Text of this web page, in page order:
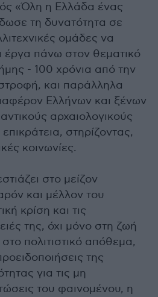
«Όλη η Ελλάδα ένας
τη δυνατότητα σε
ομάδες να
έργα πάνω στον θεματικό
- 100 χρόνια από την
και παράλληλα
Ελλήνων και ξένων
αρχαιολογικούς
στηρίζοντας,
κοινωνίες.
στο μείζον
και μέλλον του
κρίση και τις
της, όχι μόνο στη ζωή
πολιτιστικό απόθεμα,
της
για τις μη
του φαινομένου, η